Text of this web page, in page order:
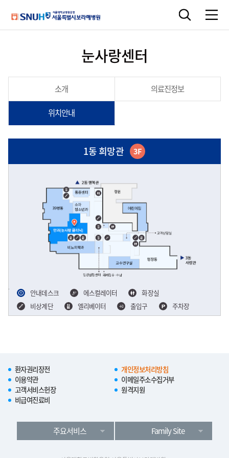
눈사랑센터
소개 의료진정보
위치안내
1동 희망관 3F
안내데스크 에스컬레이터
화장실
비상계단
엘리베이터 출입구 주차장
환자권리장전
개인정보처리방침
이용약관
이메일주소수집거부
고객서비스헌장
원격지원
비급여진료비
주요서비스 Family Site